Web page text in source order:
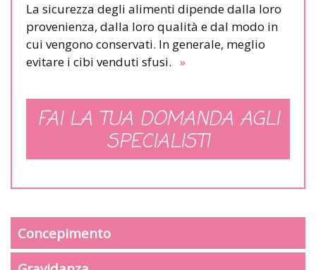
La sicurezza degli alimenti dipende dalla loro
provenienza, dalla loro qualità e dal modo in
cui vengono conservati. In generale, meglio
evitare i cibi venduti sfusi. »
FAI LA TUA DOMANDA AGLI
SPECIALISTI
Concepimento